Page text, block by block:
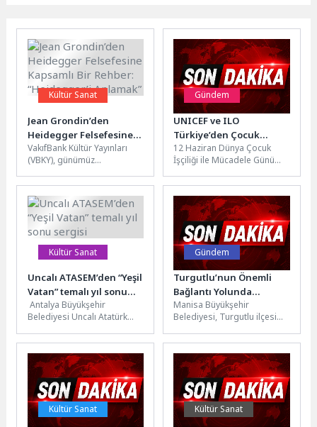
Kültür Sanat
Jean Grondin’den
Heidegger Felsefesine
Kapsamlı Bir Rehber:
“Heidegger’i Anlamak”
VakıfBank Kültür Yayınları
(VBKY), günümüz
Grondin’in kaleme aldığı
“Heidegger’i Anlamak” adlı
eseri okurlarla
buluşturuyor....
Gündem
UNICEF ve ILO
Türkiye’den Çocuk
İşçiliğini Sonlandırma
Çağrısı!
12 Haziran Dünya Çocuk
İşçiliği ile Mücadele Günü
Uluslararası Çalışma Örgütü
(ILO)...
Kültür Sanat
Uncalı ATASEM’den “Yeşil
Vatan” temalı yıl sonu
sergisi
Antalya Büyükşehir
Belediyesi Uncalı Atatürk
(ATASEM) yılsonu sergisi
Konyaaltı Nazım Hikmet
Kongre...
Gündem
Turgutlu’nun Önemli
Bağlantı Yolunda
Yenileme Çalışması
Manisa Büyükşehir
Belediyesi, Turgutlu ilçesi
asfalt çalışması başlattı.
Bölgenin hem sanayi hem...
Kültür Sanat Kültür Sanat